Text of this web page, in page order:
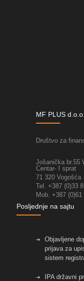
MF PLUS
Društvo za
Jošanička br.55
Centar- I sprat
71 320 Vogošća
Tel. +387 (0)33
Mob. +387 (0)61
Posljednje na sajtu
Objavljene
prijava za
sistem
IPA državni